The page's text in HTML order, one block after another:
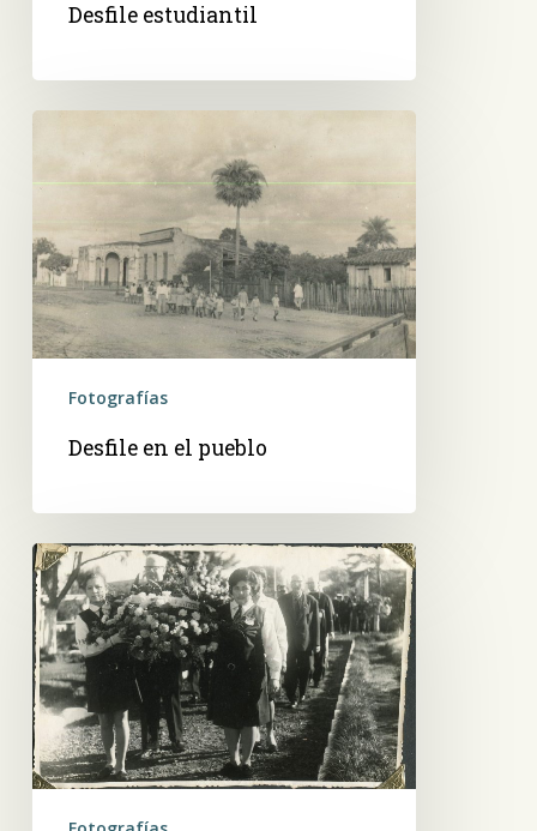
Desfile estudiantil
el
Fotografías
Desfile en el pueblo
Desfile
de
Colegio
Adventista
F.
Yegros